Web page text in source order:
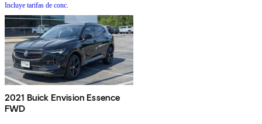
Incluye tarifas de conc.
2021 Buick Envision Essence
FWD